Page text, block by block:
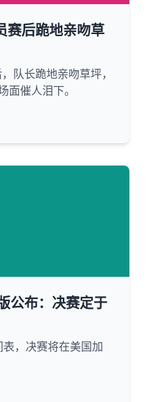
赛后跪地亲吻草
队长跪地亲吻草坪，
面催人泪下。
公布：决赛定于
，决赛将在美国加